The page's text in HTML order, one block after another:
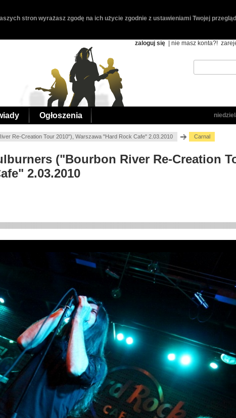
stron wyrażasz zgodę na ich użycie zgodnie z ustawieniami Twojej
zaloguj się | nie masz konta?!
Ogłoszenia
Re-Creation Tour 2010"), Warszawa "Hard Rock Cafe" 2.03.2010 Carnal
("Bourbon River Re-Creation
2.03.2010